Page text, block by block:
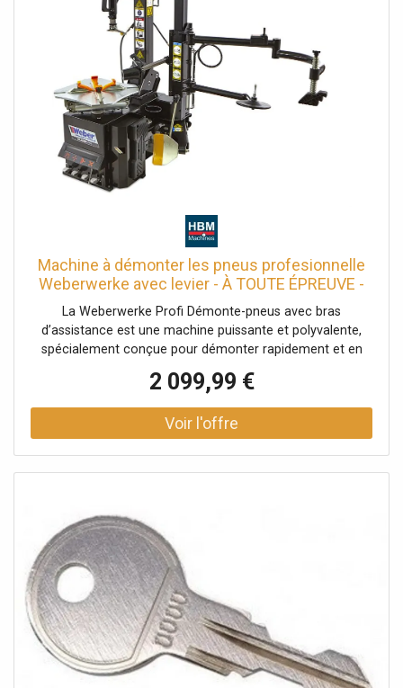
Machine à démonter les pneus profesionnelle
Weberwerke avec levier - À TOUTE ÉPREUVE -
140092A-v-1 et 40095 H-1024
La Weberwerke Profi Démonte-pneus avec bras
d’assistance est une machine puissante et polyvalente,
spécialement conçue pour démonter rapidement et en
véhicules utilitaires légers. Grâce à sa construction
robuste et à une conception bien pensée, elle permet de
travailler efficacement tout en protégeant la jante contre
les rayures ou les dommages. Le bras d’assistance intégré
robuste maintient fermement les jantes, aussi bien de
l’intérieur que de l’extérieur. Compatible avec différents
formats de jantes et de pneus, cette machine est
indispensable dans tout atelier ou garage moderne où
rapidité, qualité et facilité d’utilisation sont essentielles.
2 099,99 €